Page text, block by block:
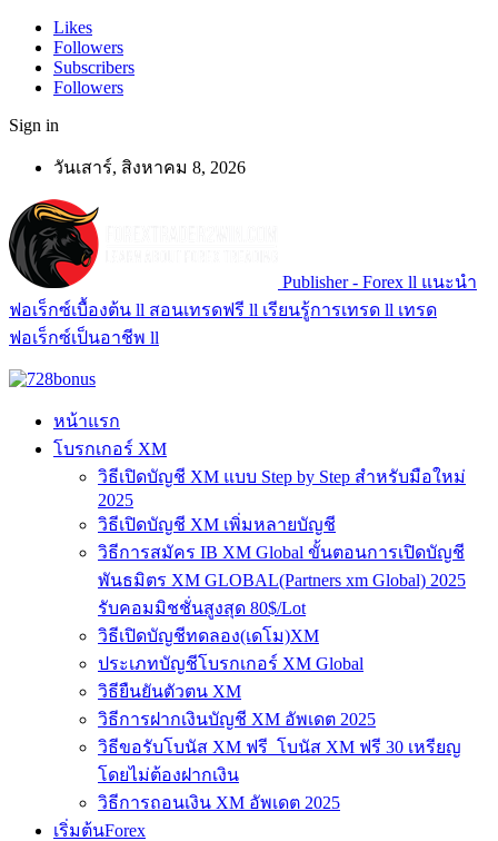
Likes
Followers
Subscribers
Followers
Sign in
วันเสาร์, สิงหาคม 8, 2026
Publisher - Forex ll แนะนำ
ฟอเร็กซ์เบื้องต้น ll สอนเทรดฟรี ll เรียนรู้การเทรด ll เทรด
ฟอเร็กซ์เป็นอาชีพ ll
หน้าแรก
โบรกเกอร์ XM
วิธีเปิดบัญชี XM แบบ Step by Step สำหรับมือใหม่
2025
วิธีเปิดบัญชี XM เพิ่มหลายบัญชี
วิธีการสมัคร IB XM Global ขั้นตอนการเปิดบัญชี
พันธมิตร XM GLOBAL(Partners xm Global) 2025
รับคอมมิชชั่นสูงสุด 80$/Lot
วิธีเปิดบัญชีทดลอง(เดโม)XM
ประเภทบัญชีโบรกเกอร์ XM Global
วิธียืนยันตัวตน XM
วิธีการฝากเงินบัญชี XM อัพเดต 2025
วิธีขอรับโบนัส XM ฟรี โบนัส XM ฟรี 30 เหรียญ
โดยไม่ต้องฝากเงิน
วิธีการถอนเงิน XM อัพเดต 2025
เริ่มต้นForex